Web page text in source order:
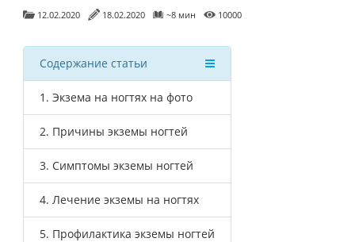
12.02.2020 18.02.2020 ~8 мин 10000
Содержание статьи
1. Экзема на ногтях на фото
2. Причины экземы ногтей
3. Симптомы экземы ногтей
4. Лечение экземы на ногтях
5. Профилактика экземы ногтей